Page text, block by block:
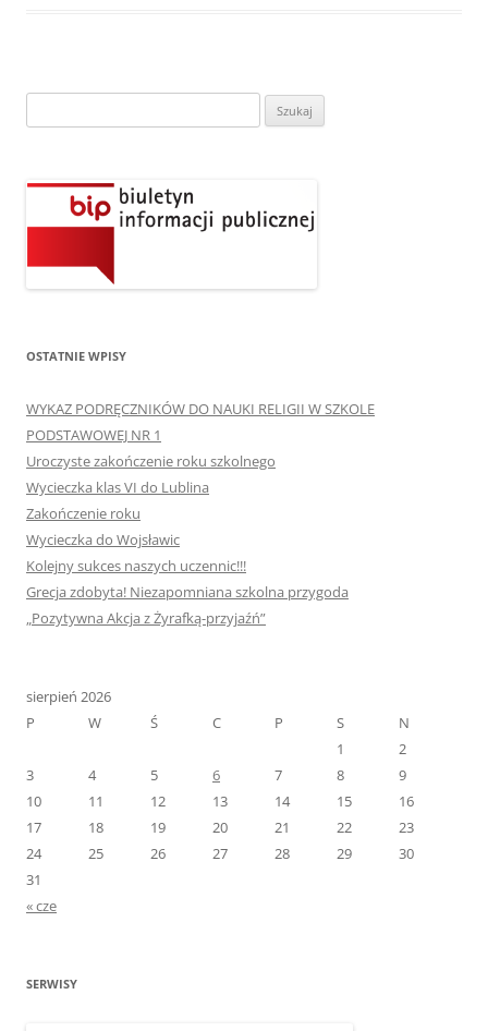
OSTATNIE WPISY
WYKAZ PODRĘCZNIKÓW DO NAUKI RELIGII W SZKOLE
PODSTAWOWEJ NR 1
Uroczyste zakończenie roku szkolnego
Wycieczka klas VI do Lublina
Zakończenie roku
Wycieczka do Wojsławic
Kolejny sukces naszych uczennic!!!
Grecja zdobyta! Niezapomniana szkolna przygoda
„Pozytywna Akcja z Żyrafką-przyjaźń”
sierpień 2026
P
W Ś C P S
N
1
2
3
4 5 6 7 8
9
10
11 12 13 14 15
16
17
18 19 20 21 22
23
24
25 26 27 28 29
30
31
« cze
SERWISY